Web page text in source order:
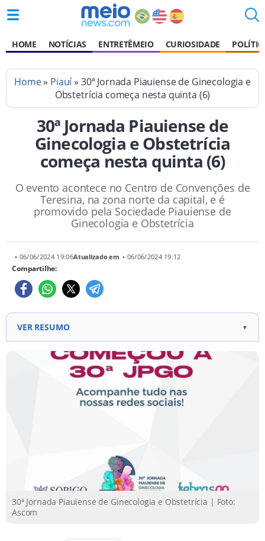
HOME NOTÍCIAS ENTRETÊMEIO CURIOSIDADE
Home» Piauí» 30ª Jornada Piauiense de Ginecologia e
Obstetrícia começa nesta quinta (6)
30ª Jornada Piauiense de
Ginecologia e Obstetrícia
começa nesta quinta (6)
O evento acontece no Centro de Convenções de
Teresina, na zona norte da capital, e é
promovido pela Sociedade Piauiense de
Ginecologia e Obstetrícia
• 06/06/2024 19:06Atualizado em • 06/06/2024 19:12
Compartilhe:
VER RESUMO ▼
Trigésima edição da Jornada Piauiense de
Ginecologia e Obstetrícia, promovendo avanços na
troca de conhecimentos científicos e oportunidades
de networking para profissionais médicos. Cursos
30ª Jornada Piauiense de Ginecologia e Obstetrícia | Foto:
Ascom